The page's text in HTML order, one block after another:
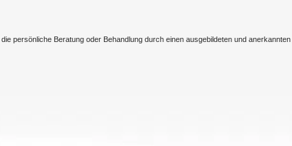
persönliche Beratung oder Behandlung durch einen ausgebildeten und